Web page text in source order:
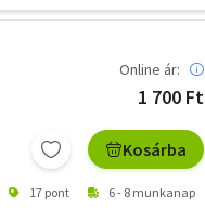
Online ár:
1 700 Ft
Kosárba
17 pont 6 - 8 munkanap